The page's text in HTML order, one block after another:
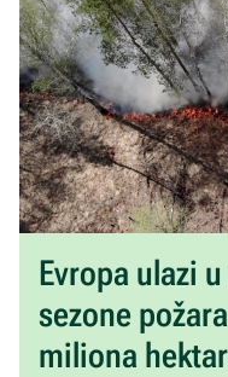
Evropa ulazi
sezone
miliona